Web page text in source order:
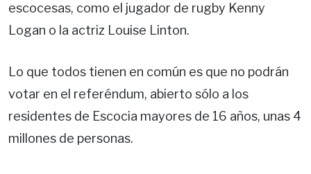
escocesas, como el jugador de rugby Kenny
Logan o la actriz Louise Linton.
Lo que todos tienen en común es que no podrán
votar en el referéndum, abierto sólo a los
residentes de Escocia mayores de 16 años, unas 4
millones de personas.